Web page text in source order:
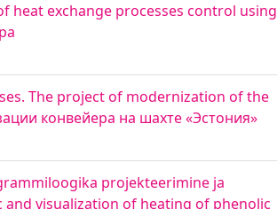
heat exchange processes control using
The project of modernization of the
конвейера на шахте «Эстония»
projekteerimine ja
and visualization of heating of phenolic